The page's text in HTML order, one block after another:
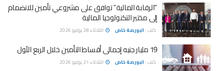
“الرقابة المالية” توافق على مشروعي تأمين للانضمام
إلى مختبر التكنولوجيا المالية
كتب : البورصة خاص الثلاثاء 28 يوليو 2026
19 مليار جنيه إجمالى أقساط التأمين خلال الربع الأول
كتب : البورصة خاص الثلاثاء 21 يوليو 2026